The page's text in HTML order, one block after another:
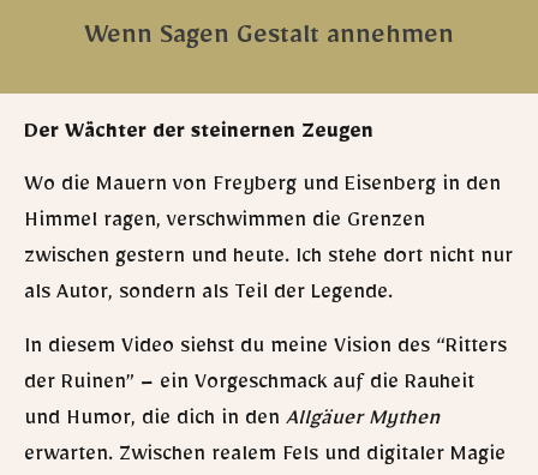
Wenn Sagen Gestalt annehmen
Der Wächter der steinernen Zeugen
Wo die Mauern von Freyberg und Eisenberg in den
Himmel ragen, verschwimmen die Grenzen
zwischen gestern und heute. Ich stehe dort nicht nur
als Autor, sondern als Teil der Legende.
In diesem Video siehst du meine Vision des “Ritters
der Ruinen” – ein Vorgeschmack auf die Rauheit
und Humor, die dich in den Allgäuer Mythen
erwarten. Zwischen realem Fels und digitaler Magie